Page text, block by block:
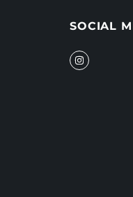
SOCIAL
I
n
s